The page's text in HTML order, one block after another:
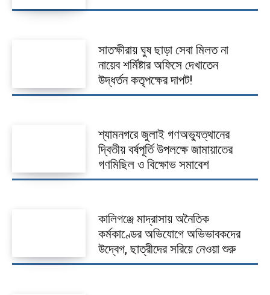
সাতক্ষীরায় ঘুষ ছাড়া সেবা মিলত না
নায়েব শর্মিষ্টার অফিসে দেখাতেন
উদ্ধর্তন কতৃপক্ষের দাপট!
শ্যামনগরে জুলাই গণঅভ্যুত্থানের
দ্বিতীয় বর্ষপূর্তি উপলক্ষে জামায়াতের
গণমিছিল ও বিক্ষোভ সমাবেশ
কালিগঞ্জে মাদ্রাসায় অনৈতিক
কর্মকাণ্ডের অভিযোগে অভিভাবকদের
উদ্বেগ, ছাত্রীদের সরিয়ে নেওয়া শুরু